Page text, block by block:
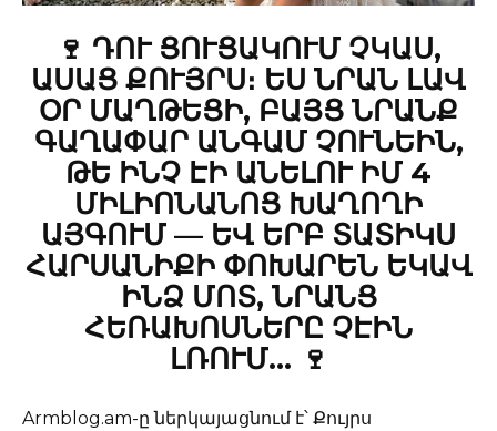
🍷 ԴՈՒ ՑՈՒՑԱԿՈՒՄ ՉԿԱՍ,
ԱՍԱՑ ՔՈՒՅՐՍ։ ԵՍ ՆՐԱՆ ԼԱՎ
ՕՐ ՄԱՂԹԵՑԻ, ԲԱՅՑ ՆՐԱՆՔ
ԳԱՂԱՓԱՐ ԱՆԳԱՄ ՉՈՒՆԵԻՆ,
ԹԵ ԻՆՉ ԷԻ ԱՆԵԼՈՒ ԻՄ 4
ՄԻԼԻՈՆԱՆՈՑ ԽԱՂՈՂԻ
ԱՅԳՈՒՄ — ԵՎ ԵՐԲ ՏԱՏԻԿՍ
ՀԱՐՍԱՆԻՔԻ ՓՈԽԱՐԵՆ ԵԿԱՎ
ԻՆՁ ՄՈՏ, ՆՐԱՆՑ
ՀԵՌԱԽՈՍՆԵՐԸ ՉԷԻՆ
ԼՌՈՒՄ… 🍷
Armblog.am-ը ներկայացնում է՝ Քույրս